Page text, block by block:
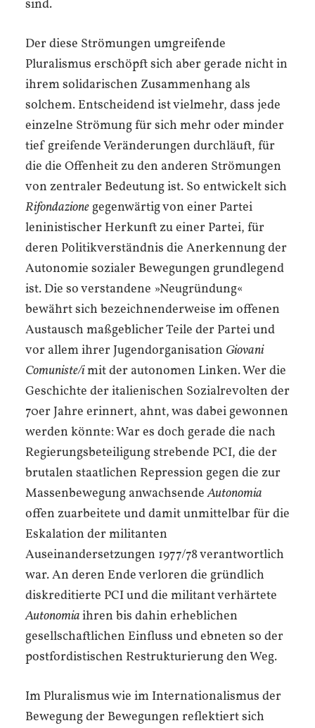
sind.
Der diese Strömungen umgreifende
Pluralismus erschöpft sich aber gerade nicht in
ihrem solidarischen Zusammenhang als
solchem. Entscheidend ist vielmehr, dass jede
einzelne Strömung für sich mehr oder minder
tief greifende Veränderungen durchläuft, für
die die Offenheit zu den anderen Strömungen
von zentraler Bedeutung ist. So entwickelt sich
Rifondazionegegenwärtig von einer Partei
leninistischer Herkunft zu einer Partei, für
deren Politikverständnis die Anerkennung der
Autonomie sozialer Bewegungen grundlegend
ist. Die so verstandene »Neugründung«
bewährt sich bezeichnenderweise im offenen
Austausch maßgeblicher Teile der Partei und
vor allem ihrer Jugendorganisation Giovani
Comuniste/imit der autonomen Linken. Wer die
Geschichte der italienischen Sozialrevolten der
70er Jahre erinnert, ahnt, was dabei gewonnen
werden könnte: War es doch gerade die nach
Regierungsbeteiligung strebende PCI, die der
brutalen staatlichen Repression gegen die zur
Massen­bewegung anwachsendeAutonomia
offen zuarbeitete und damit unmittelbar für die
Eskalation der militanten
Auseinandersetzungen 1977/78 verantwortlich
war. An deren Ende verloren die gründlich
diskreditierte PCI und die militant verhärtete
Autonomiaihren bis dahin erheblichen
gesellschaftlichen Einfluss und ebneten so der
postfordistischen Restrukturierung den Weg.
Im Pluralismus wie im Internationalismus der
Bewegung der Bewegungen reflektiert sich